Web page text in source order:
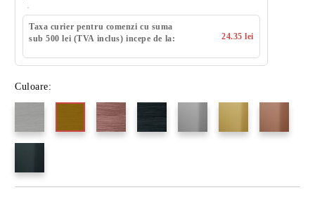
Taxa curier pentru comenzi cu suma
sub 500 lei (TVA inclus) incepe de la:
24.35 lei
Culoare: